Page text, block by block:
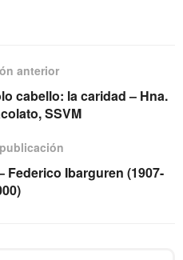
anterior
cabello: la caridad – Hna.
SSVM
Federico Ibarguren (1907-